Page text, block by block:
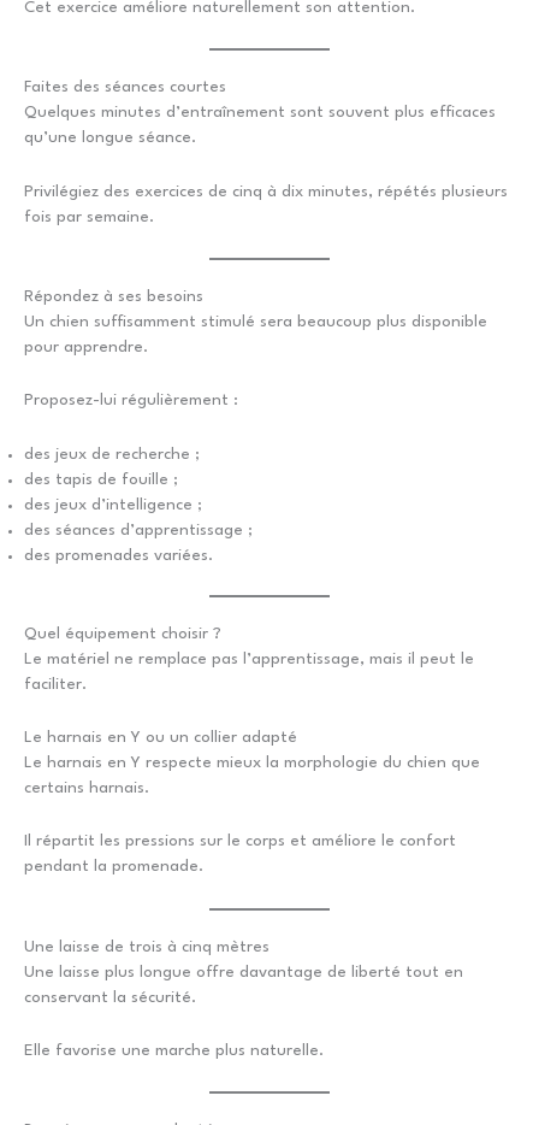
Cet exercice améliore naturellement son attention.
Faites des séances courtes
Quelques minutes d’entraînement sont souvent plus efficaces
qu’une longue séance.
Privilégiez des exercices de cinq à dix minutes, répétés plusieurs
fois par semaine.
Répondez à ses besoins
Un chien suffisamment stimulé sera beaucoup plus disponible
pour apprendre.
Proposez-lui régulièrement :
des jeux de recherche ;
des tapis de fouille ;
des jeux d’intelligence ;
des séances d’apprentissage ;
des promenades variées.
Quel équipement choisir ?
Le matériel ne remplace pas l’apprentissage, mais il peut le
faciliter.
Le harnais en Y ou un collier adapté
Le harnais en Y respecte mieux la morphologie du chien que
certains harnais.
Il répartit les pressions sur le corps et améliore le confort
pendant la promenade.
Une laisse de trois à cinq mètres
Une laisse plus longue offre davantage de liberté tout en
conservant la sécurité.
Elle favorise une marche plus naturelle.